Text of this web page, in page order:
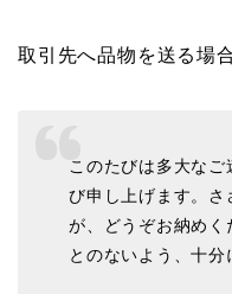
取引先へ品物を送る場
このたびは多大な
び申し上げます。さ
が、どうぞお納めく
とのないよう、十分